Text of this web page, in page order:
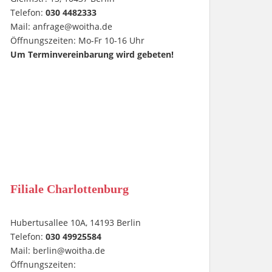
Telefon: 030 4482333
Mail: anfrage@woitha.de
Öffnungszeiten: Mo-Fr 10-16 Uhr
Um Terminvereinbarung wird gebeten!
Filiale Charlottenburg
Hubertusallee 10A, 14193 Berlin
Telefon: 030 49925584
Mail: berlin@woitha.de
Öffnungszeiten: